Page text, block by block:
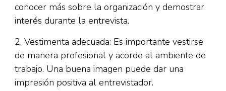
conocer más sobre la organización y demostrar
interés durante la entrevista.
2. Vestimenta adecuada: Es importante vestirse
de manera profesional y acorde al ambiente de
trabajo. Una buena imagen puede dar una
impresión positiva al entrevistador.